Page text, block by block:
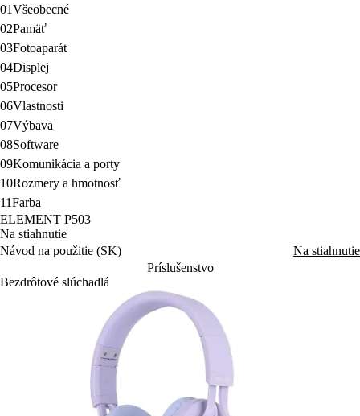
01Všeobecné
02Pamäť
03Fotoaparát
04Displej
05Procesor
06Vlastnosti
07Výbava
08Software
09Komunikácia a porty
10Rozmery a hmotnosť
11Farba
ELEMENT P503
Na stiahnutie
Návod na použitie (SK)
Na stiahnutie
Príslušenstvo
Bezdrôtové slúchadlá